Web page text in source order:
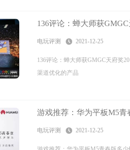
136评论：蝉大师获
电玩评测 2021-12-25
136评论：蝉大师获GMGC天府奖
渠道优化的产品
游戏推荐：华为平板M5
电玩评测 2021-12-25